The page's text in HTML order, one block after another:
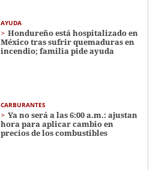
AYUDA
Hondureño está hospitalizado en
México tras sufrir quemaduras en
incendio; familia pide ayuda
CARBURANTES
Ya no será a las 6:00 a.m.: ajustan
hora para aplicar cambio en
precios de los combustibles